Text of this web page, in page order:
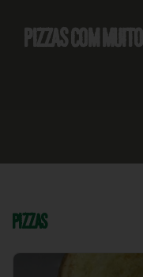
Pizzas com
Pizzas